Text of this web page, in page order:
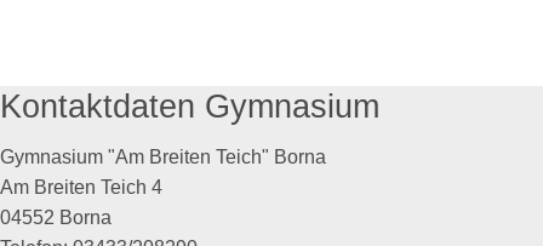
Kontaktdaten Gymnasium
Gymnasium "Am Breiten Teich" Borna
Am Breiten Teich 4
04552 Borna